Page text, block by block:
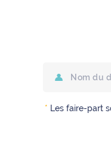
* Les faire-part